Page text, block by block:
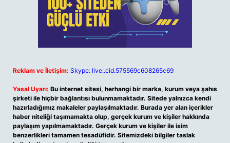
Reklam ve İletişim: Skype: live:.cid.575569c608265c69
Yasal Uyarı: Bu internet sitesi, herhangi bir marka, kurum veya şahıs
şirketi ile hiçbir bağlantısı bulunmamaktadır. Sitede yalnızca kendi
hazırladığımız makaleler paylaşılmaktadır. Burada yer alan içerikler
haber niteliği taşımamakta olup, gerçek kurum ve kişiler hakkında
paylaşım yapılmamaktadır. Gerçek kurum ve kişiler ile isim
benzerlikleri tamamen tesadüfidir. Sitemizdeki bilgiler taslak